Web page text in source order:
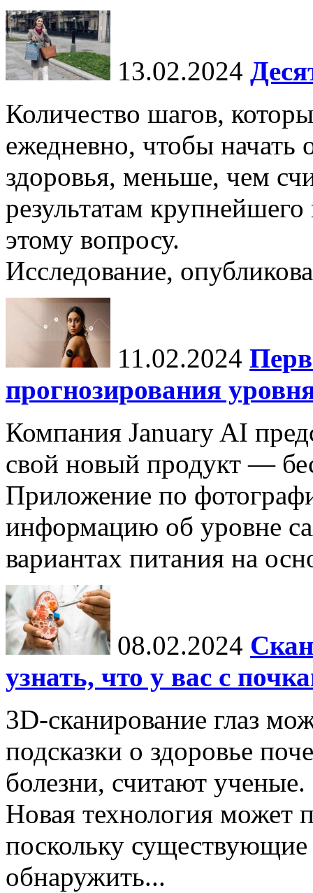
13.02.2024
Количество шагов,
ежедневно, чтобы начать
здоровья, меньше, чем
результатам
этому вопросу.
Исследование,
11.02.2024
прогнозирования
Компания January AI
свой новый продукт —
Приложение по
информацию об уровне
вариантах питания на
08.02.2024
узнать, что у вас с
3D-сканирование глаз
подсказки о здоровье
болезни, считают ученые.
Новая технология может
поскольку
обнаружить...